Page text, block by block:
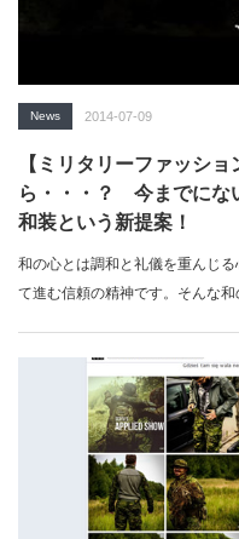
News 2014-07-09
【ミリタリーファッシ
ら・・・？ 今までにな
和装という新提案！
和の心とは調和と礼儀を重んじ
て進む信頼の精神です。そんな